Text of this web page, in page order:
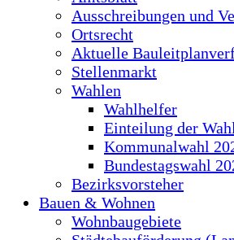
Ausschreibungen und
Ortsrecht
Aktuelle
Stellenmarkt
Wahlen
Wahlhelfer
Einteilung der
Kommunalwahl
Bundestagswahl
Bezirksvorsteher
Bauen & Wohnen
Wohnbaugebiete